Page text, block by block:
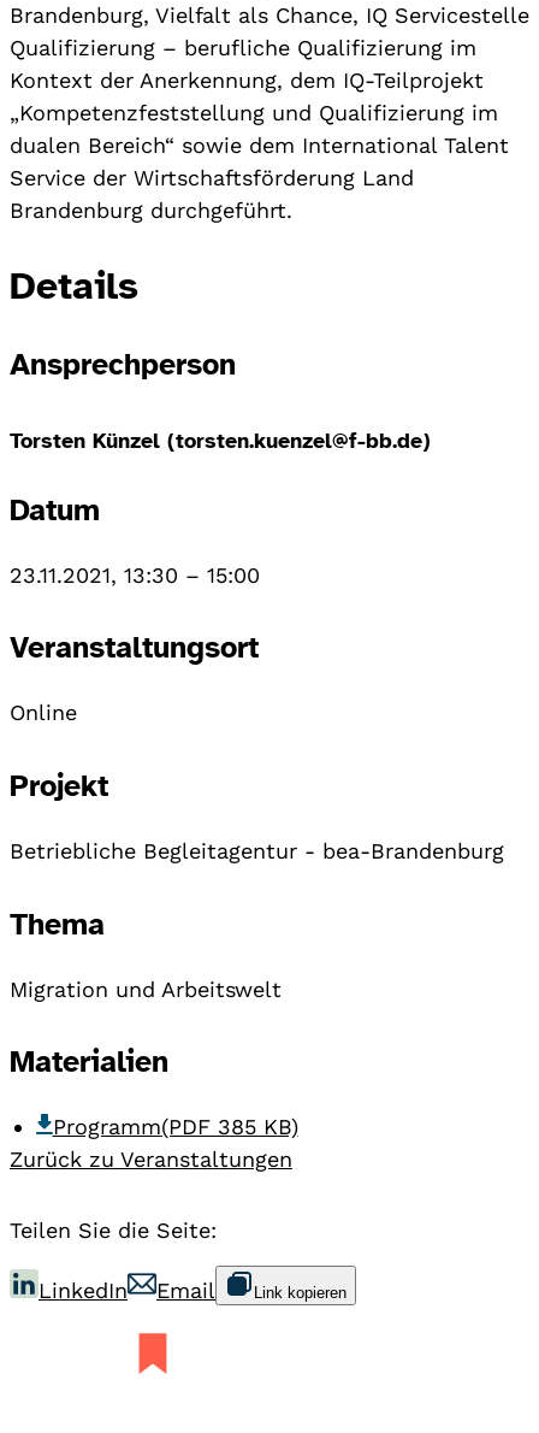
Brandenburg, Vielfalt als Chance, IQ Servicestelle
Qualifizierung – berufliche Qualifizierung im
Kontext der Anerkennung, dem IQ-Teilprojekt
„Kompetenzfeststellung und Qualifizierung im
dualen Bereich“ sowie dem International Talent
Service der Wirtschaftsförderung Land
Brandenburg durchgeführt.
Details
Ansprechperson
Torsten Künzel (torsten.kuenzel@f-bb.de)
Datum
23.11.2021, 13:30 – 15:00
Veranstaltungsort
Online
Projekt
Betriebliche Begleitagentur - bea-Brandenburg
Thema
Migration und Arbeitswelt
Materialien
Programm(PDF 385 KB)
Zurück zu Veranstaltungen
Teilen Sie die Seite:
LinkedIn Email Link kopieren